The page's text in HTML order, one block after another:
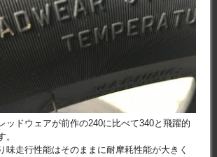
ッドウェアが前作の240に比べて340と飛躍的
。
味走行性能はそのままに耐摩耗性能が大きく